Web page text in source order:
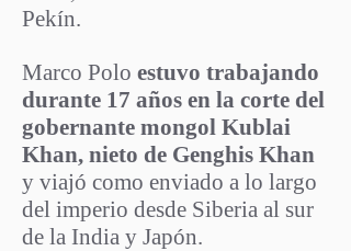
Pekín.
Marco Polo estuvo trabajando
durante 17 años en la corte del
gobernante mongol Kublai
Khan, nieto de Genghis Khan
y viajó como enviado a lo largo
del imperio desde Siberia al sur
de la India y Japón.